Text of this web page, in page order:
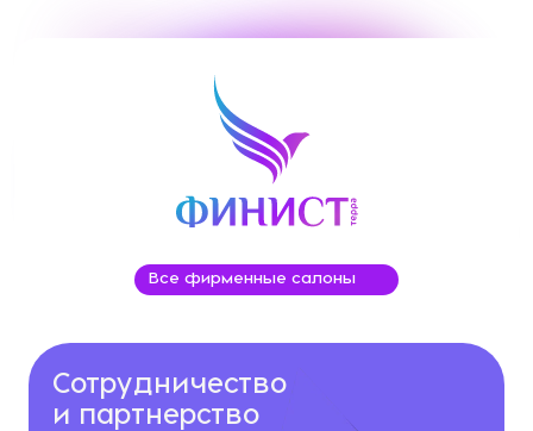
Все фирменные салоны
Сотрудничество
и партнерство